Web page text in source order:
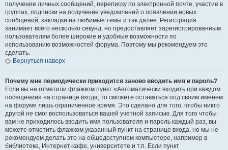
получение личных сообщений, переписку по электронной почте, участие в
группах, подписки на получение уведомлений о появлении новых
сообщений, закладки на любимые темы и так далее. Регистрация
занимает всего несколько секунд, но предоставляет зарегистрированным
пользователям более широкие и удобные возможности по
использованию возможностей форума. Поэтому мы рекомендуем это
сделать.
Вернуться наверх
Почему мне периодически приходится заново вводить имя и пароль?
Если вы не отметили флажком пункт «Автоматически входить при каждом
посещении» на странице входа, то сможете оставаться под своим именем
на форуме лишь ограниченное время. Это сделано для того, чтобы никто
другой не смог воспользоваться вашей учетной записью. Для того чтобы
вам не приходилось вводить имя пользователя и пароль каждый раз, вы
можете отметить флажком указанный пункт на странице входа, но мы не
рекомендуем делать это на общедоступном компьютере, например в
библиотеке, Интернет-кафе, университете и т.п. Если пункт